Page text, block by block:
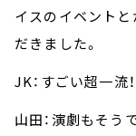
イスのイベントと
だきました。
JK：すごい超一流！
山田：演劇もそう